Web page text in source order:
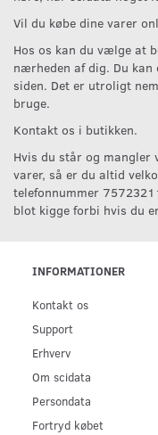
Vil du købe dine varer
Hos os kan du vælge at
nærheden af dig. Du
siden. Det er utroligt
bruge.
Kontakt os i butikken.
Hvis du står og
varer, så er du altid
telefonnummer
blot kigge forbi hvis du
INFORMATIONER
Kontakt os
Support
Erhverv
Om scidata
Persondata
Fortryd købet